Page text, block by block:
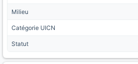
Milieu
Catégorie UICN
Statut